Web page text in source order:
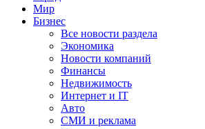
Мир
Бизнес
Все новости раздела
Экономика
Новости компаний
Финансы
Недвижимость
Интернет и IT
Авто
СМИ и реклама